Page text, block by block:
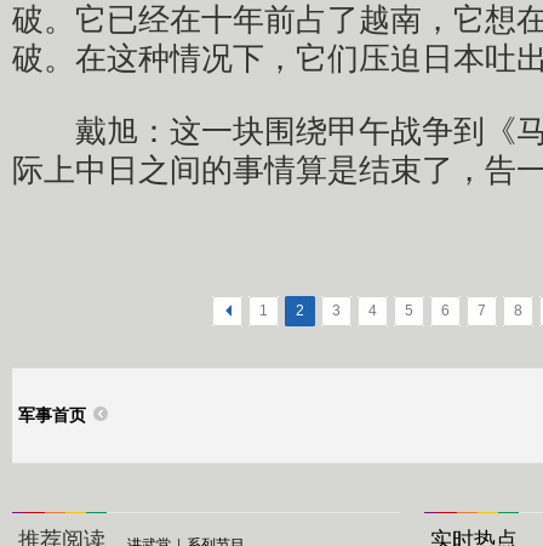
破。它已经在十年前占了越南，它想
破。在这种情况下，它们压迫日本吐
戴旭：这一块围绕甲午战争到《
际上中日之间的事情算是结束了，告
< 1 2 3 4 5 6 7 8
军事首页
推荐阅读 实时热点